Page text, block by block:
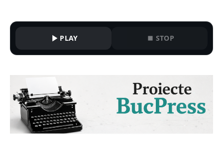
PLAY STOP